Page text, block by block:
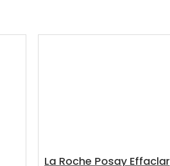
La Roche Posay Effaclar